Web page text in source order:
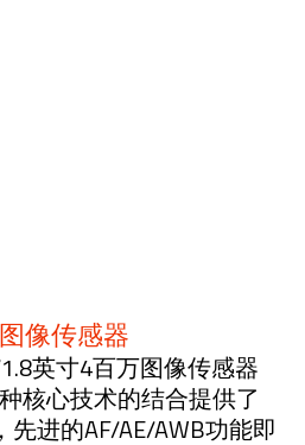
像传感器
英寸4百万图像传感器
核心技术的结合提供了
进的AF/AE/AWB功能即